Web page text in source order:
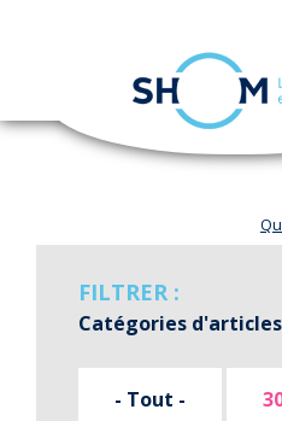
Aller
FILTRER :
Catégories d'articles
- Tout -